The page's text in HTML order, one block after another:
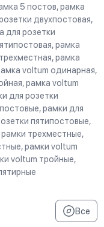
5 постов, рамка
двухпостовая,
для розетки
рамка
рамка
voltum одинарная,
рамка voltum
для розетки
рамки для
пятипостовые,
трехместные,
рамки voltum
voltum тройные,
Все